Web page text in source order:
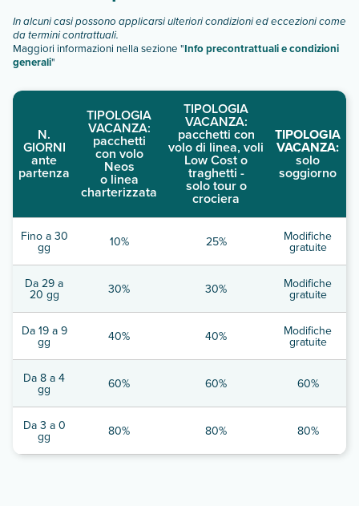
In alcuni casi possono applicarsi ulteriori condizioni ed eccezioni come
da termini contrattuali.
Maggiori informazioni nella sezione "Info precontrattuali e condizioni
generali"
N.
GIORNI
ante
partenza
TIPOLOGIA
VACANZA:
pacchetti
con volo
Neos
o linea
charterizzata
TIPOLOGIA
VACANZA:
pacchetti con
volo di linea, voli
Low Cost o
traghetti -
solo tour o
crociera
TIPOLOGIA
VACANZA:
solo
soggiorno
Fino a 30
gg 10% 25% Modifiche
gratuite
Da 29 a
20 gg 30% 30% Modifiche
gratuite
Da 19 a 9
gg 40% 40% Modifiche
gratuite
Da 8 a 4
gg 60% 60% 60%
Da 3 a 0
gg 80% 80% 80%